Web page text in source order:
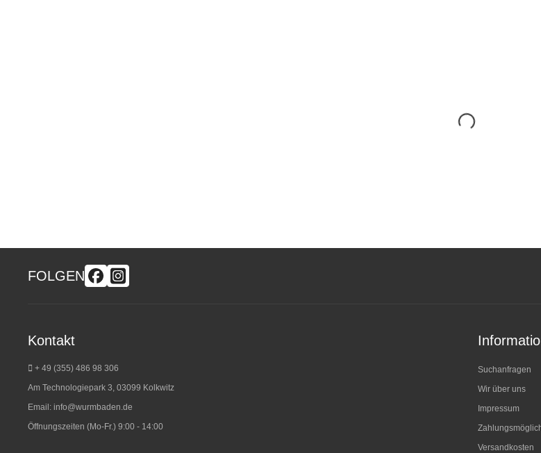
FOLGEN
Kontakt
+ 49 (355) 486 98 306
Am Technologiepark 3, 03099 Kolkwitz
Email: info@wurmbaden.de
Öffnungszeiten (Mo-Fr.) 9:00 - 14:00
Suchanfragen
Wir über uns
Impressum
Versandkosten